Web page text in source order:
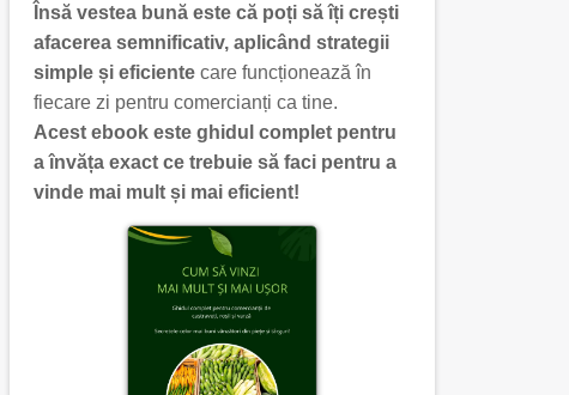
Însă vestea bună este că poți să îți crești
afacerea semnificativ, aplicând strategii
simple și eficiente care funcționează în
fiecare zi pentru comercianți ca tine.
Acest ebook este ghidul complet pentru
a învăța exact ce trebuie să faci pentru a
vinde mai mult și mai eficient!